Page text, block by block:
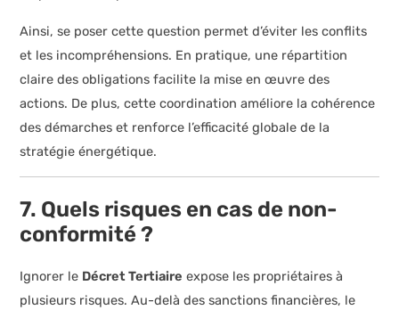
Ainsi, se poser cette question permet d’éviter les conflits
et les incompréhensions. En pratique, une répartition
claire des obligations facilite la mise en œuvre des
actions. De plus, cette coordination améliore la cohérence
des démarches et renforce l’efficacité globale de la
stratégie énergétique.
7. Quels risques en cas de non-
conformité ?
Ignorer le Décret Tertiaire expose les propriétaires à
plusieurs risques. Au-delà des sanctions financières, le